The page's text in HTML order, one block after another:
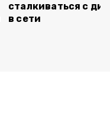
сталкиваться с
в сети